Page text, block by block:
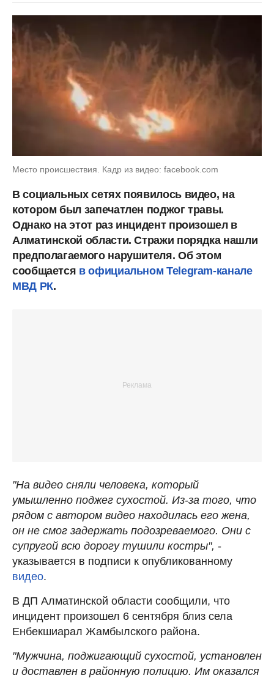
Место происшествия. Кадр из видео: facebook.com
В социальных сетях появилось видео, на
котором был запечатлен поджог травы.
Однако на этот раз инцидент произошел в
Алматинской области. Стражи порядка нашли
предполагаемого нарушителя. Об этом
сообщается в официальном Telegram-канале
МВД РК.
"На видео сняли человека, который
умышленно поджег сухостой. Из-за того, что
рядом с автором видео находилась его жена,
он не смог задержать подозреваемого. Они с
супругой всю дорогу тушили костры", -
указывается в подписи к опубликованному
видео.
В ДП Алматинской области сообщили, что
инцидент произошел 6 сентября близ села
Енбекшиарал Жамбылского района.
"Мужчина, поджигающий сухостой, установлен
и доставлен в районную полицию. Им оказался